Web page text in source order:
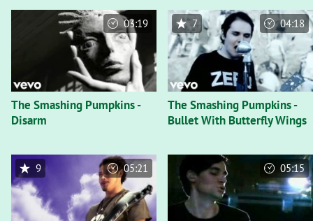
The Smashing Pumpkins -
Disarm
03:19
The Smashing Pumpkins -
Bullet With Butterfly Wings
7 04:18
9 05:21 05:15